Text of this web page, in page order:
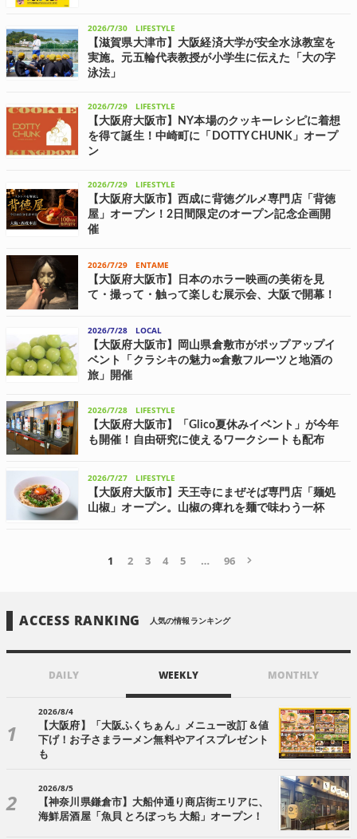
ナショップ「SUPER LOCAL SHOP とさとさ」の開業2周年イベント
を、7月...
2026/7/30
LIFESTYLE
【滋賀県大津市】大阪経済大学が安全水泳教室を
実施。元五輪代表教授が小学生に伝えた「大の字
泳法」
水難事故から身を守るために必要な知識と技能を学ぶことを目的に実
施された。 水の特性を理...
2026/7/29
LIFESTYLE
【大阪府大阪市】NY本場のクッキーレシピに着想
を得て誕生！中崎町に「DOTTY CHUNK」オープ
ン
る。 DOTTY CHUNKは、NY本場のクッキーレシピに着想を得て誕生
した、愉快...
2026/7/29
LIFESTYLE
【大阪府大阪市】西成に背徳グルメ専門店「背徳
屋」オープン！2日間限定のオープン記念企画開
催
し、7月30日(木)・31日(金)の2日間、オープン記念キャンペーンを開催
する。 ストレスを...
2026/7/29
ENTAME
【大阪府大阪市】日本のホラー映画の美術を見
て・撮って・触って楽しむ展示会、大阪で開幕！
る。 同展は、日本のホラー映画の美術に焦点をあて、来場者が作品を
「見る」だけではな...
2026/7/28
LOCAL
【大阪府大阪市】岡山県倉敷市がポップアップイ
ベント「クラシキの魅力∞倉敷フルーツと地酒の
旅」開催
8月8日(土)、KITTE大阪で開催される。 倉敷市内全蔵元の夏酒試飲・
販売、地元から届くフレ...
2026/7/28
LIFESTYLE
【大阪府大阪市】「Glico夏休みイベント」が今年
も開催！自由研究に使えるワークシートも配布
で「Glico夏休みイベント 2026」を開催する。Glicoの歴史や商品につ
いて学...
2026/7/27
LIFESTYLE
【大阪府大阪市】天王寺にまぜそば専門店「麺処
山椒」オープン。山椒の痺れを麺で味わう一杯
1 2 3 4 5 … 96
ACCESS RANKING 人気の情報ランキング
DAILY WEEKLY MONTHLY
2026/8/4
【大阪府】「大阪ふくちぁん」メニュー改訂＆値
下げ！お子さまラーメン無料やアイスプレゼント
も
2026/8/5
【神奈川県鎌倉市】大船仲通り商店街エリアに、
海鮮居酒屋「魚貝 とろぼっち 大船」オープン！